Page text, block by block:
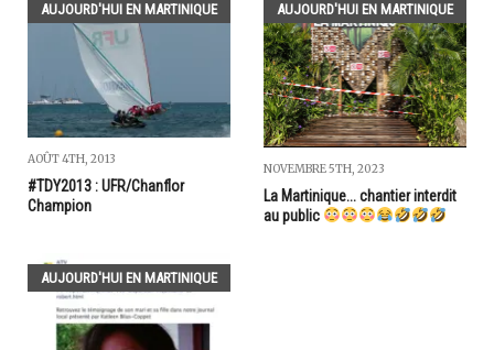
AUJOURD'HUI EN MARTINIQUE
AOÛT 4TH, 2013
#TDY2013 : UFR/Chanflor
Champion
AUJOURD'HUI EN MARTINIQUE
NOVEMBRE 5TH, 2023
La Martinique... chantier interdit
au public
AUJOURD'HUI EN MARTINIQUE